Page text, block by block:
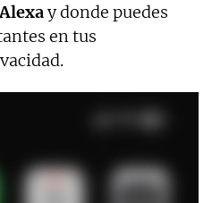
y donde puedes
en tus